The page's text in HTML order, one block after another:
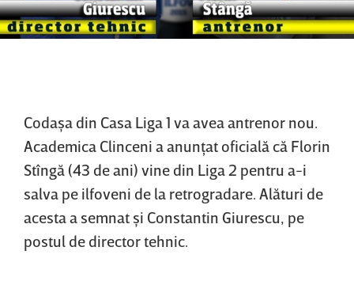
Codaşa din Casa Liga 1 va avea antrenor nou.
Academica Clinceni a anunţat oficială că Florin
Stîngă (43 de ani) vine din Liga 2 pentru a-i
salva pe ilfoveni de la retrogradare. Alături de
acesta a semnat şi Constantin Giurescu, pe
postul de director tehnic.